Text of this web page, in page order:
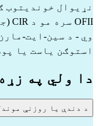
استوګن یاست یا
دا ولي په
د دندې یا روزنې